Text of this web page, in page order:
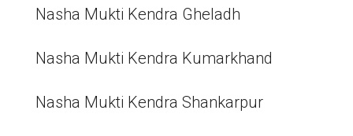
Nasha Mukti Kendra Gheladh
Nasha Mukti Kendra Kumarkhand
Nasha Mukti Kendra Shankarpur